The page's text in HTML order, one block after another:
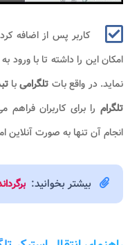
کاربر پس از اضافه
امکان این را داشته تا با ورود
نماید. در واقع بات تلگرامیبا
تلگرامرا برای کاربران فراهم
انجام آن تنها به صورت آنلاین
بیشتر بخوانید: